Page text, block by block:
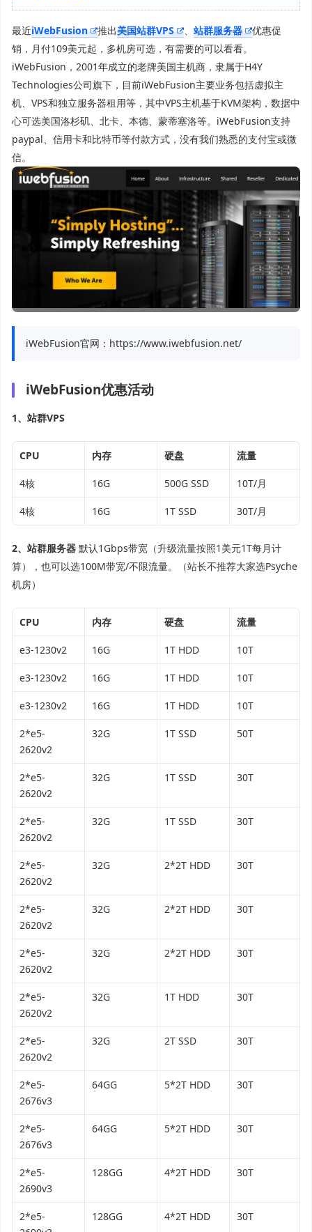
最近iWebFusion 推出美国站群VPS 、 站群服务器
优惠促
销，月付109美元起，多机房可选，有需要的可以看看。
iWebFusion，2001年成立的老牌美国主机商，隶属于H4Y
Technologies公司旗下，目前iWebFusion主要业务包括虚拟主
机、VPS和独立服务器租用等，其中VPS主机基于KVM架构，数据中
心可选美国洛杉矶、北卡、本德、蒙蒂塞洛等。iWebFusion支持
paypal、信用卡和比特币等付款方式，没有我们熟悉的支付宝或微
信。
iWebFusion官网：https://www.iwebfusion.net/
iWebFusion优惠活动
1、站群VPS
CPU 内存 硬盘 流量
4核 16G 500G SSD 10T/月
4核 16G 1T SSD 30T/月
2、站群服务器 默认1Gbps带宽（升级流量按照1美元1T每月计
算），也可以选100M带宽/不限流量。（站长不推荐大家选Psyche
机房）
CPU 内存 硬盘 流量
e3-1230v2 16G 1T HDD 10T
e3-1230v2 16G 1T HDD 10T
e3-1230v2 16G 1T HDD 10T
2*e5-
2620v2
32G 1T SSD 50T
2*e5-
2620v2
32G 1T SSD 30T
2*e5-
2620v2
32G 1T SSD 30T
2*e5-
2620v2
32G 2*2T HDD 30T
2*e5-
2620v2
32G 2*2T HDD 30T
2*e5-
2620v2
32G 2*2T HDD 30T
2*e5-
2620v2
32G 1T HDD 30T
2*e5-
2620v2
32G 2T SSD 30T
2*e5-
2676v3
64GG 5*2T HDD 30T
2*e5-
2676v3
64GG 5*2T HDD 30T
2*e5-
2690v3
128GG 4*2T HDD 30T
2*e5-
128GG 4*2T HDD 30T